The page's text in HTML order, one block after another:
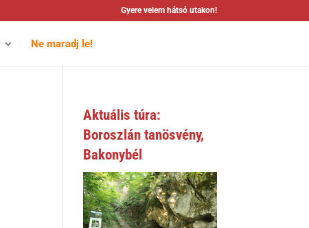
Gyere velem hátsó utakon!
Ne maradj le!
Aktuális túra:
Boroszlán tanösvény,
Bakonybél